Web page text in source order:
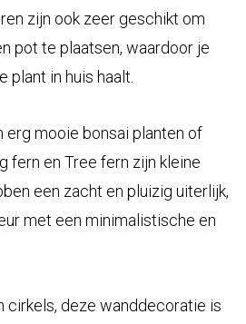
zijn ook zeer geschikt om
pot te plaatsen, waardoor je
plant in huis haalt.
erg mooie bonsai planten of
fern en Tree fern zijn kleine
een zacht en pluizig uiterlijk,
met een minimalistische en
cirkels, deze wanddecoratie is